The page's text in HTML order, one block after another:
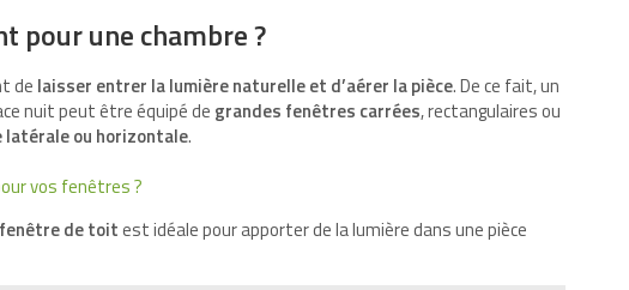
pour une chambre ?
de laisser entrer la lumière naturelle et d’aérer la pièce. De ce fait, un
nuit peut être équipé de grandes fenêtres carrées, rectangulaires ou
latérale ou horizontale.
vos fenêtres ?
fenêtre de toitest idéale pour apporter de la lumière dans une pièce